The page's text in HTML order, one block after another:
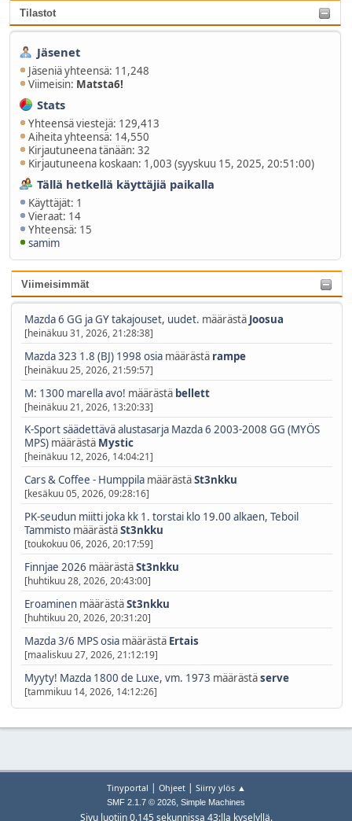
Tilastot
Jäsenet
Jäseniä yhteensä: 11,248
Viimeisin: Matsta6!
Stats
Yhteensä viestejä: 129,413
Aiheita yhteensä: 14,550
Kirjautuneena tänään: 32
Kirjautuneena koskaan: 1,003 (syyskuu 15, 2025, 20:51:00)
Tällä hetkellä käyttäjiä paikalla
Käyttäjät: 1
Vieraat: 14
Yhteensä: 15
samim
Viimeisimmät
Mazda 6 GG ja GY takajouset, uudet. määrästä Joosua
[heinäkuu 31, 2026, 21:28:38]
Mazda 323 1.8 (BJ) 1998 osiamäärästä rampe
[heinäkuu 25, 2026, 21:59:57]
M: 1300 marella avo! määrästä bellett
[heinäkuu 21, 2026, 13:20:33]
K-Sport säädettävä alustasarja Mazda 6 2003-2008 GG (MYÖS
MPS)määrästä Mystic
[heinäkuu 12, 2026, 14:04:21]
Cars & Coffee - HumppilamäärästäSt3nkku
[kesäkuu 05, 2026, 09:28:16]
PK-seudun miitti joka kk 1. torstai klo 19.00 alkaen, Teboil
TammistomäärästäSt3nkku
[toukokuu 06, 2026, 20:17:59]
Finnjae 2026 määrästäSt3nkku
[huhtikuu 28, 2026, 20:43:00]
EroaminenmäärästäSt3nkku
[huhtikuu 20, 2026, 20:31:20]
Mazda 3/6 MPS osia määrästä Ertais
[maaliskuu 27, 2026, 21:12:19]
Myyty! Mazda 1800 de Luxe, vm. 1973 määrästäserve
[tammikuu 14, 2026, 14:12:26]
Tinyportal Ohjeet| Siirry ylös ▲
SMF 2.1.7 © 2026, Simple Machines
Sivu luotiin 0.145 sekunnissa 43:lla kyselyllä.